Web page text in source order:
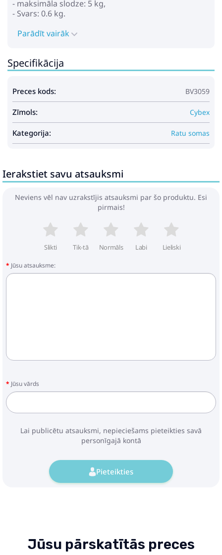
- maksimāla slodze: 5 kg,
- Svars: 0.6 kg.
Parādīt vairāk
Specifikācija
Preces kods: BV3059
Zīmols: Cybex
Kategorija: Ratu somas
Ierakstiet savu atsauksmi
Neviens vēl nav uzrakstījis atsauksmi par šo produktu. Esi
pirmais!
Slikti Tik-tā Normāls Labi Lieliski
Jūsu atsauksme:
Jūsu vārds
Lai publicētu atsauksmi, nepieciešams pieteikties savā
personīgajā kontā
Pieteikties
Jūsu pārskatītās preces